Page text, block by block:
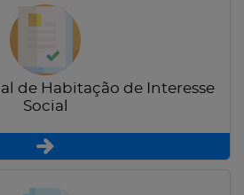
de Habitação de Interesse
Social